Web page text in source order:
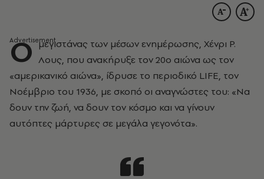
Ο μεγιστάνας των μέσων ενημέρωσης, Χένρι Ρ.
Λους, που ανακήρυξε τον 20ο αιώνα ως τον
«αμερικανικό αιώνα», ίδρυσε το περιοδικό LIFE, τον
Νοέμβριο του 1936, με σκοπό οι αναγνώστες του: «Να
δουν την ζωή, να δουν τον κόσμο και να γίνουν
αυτόπτες μάρτυρες σε μεγάλα γεγονότα».